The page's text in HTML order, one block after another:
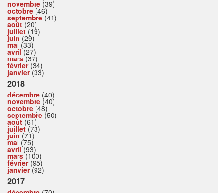
novembre (39)
octobre (46)
septembre (41)
août (20)
juillet(19)
juin (29)
mai (33)
avril(27)
mars(37)
février(34)
janvier(33)
2018
décembre (40)
novembre (40)
octobre (48)
septembre (50)
août (61)
juillet(73)
juin (71)
mai (75)
avril(93)
mars(100)
février(95)
janvier(92)
2017